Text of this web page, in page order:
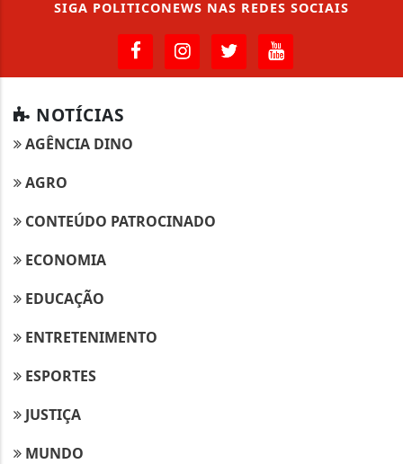
SIGA POLITICONEWS NAS REDES SOCIAIS
NOTÍCIAS
AGÊNCIA DINO
AGRO
CONTEÚDO PATROCINADO
ECONOMIA
EDUCAÇÃO
ENTRETENIMENTO
ESPORTES
JUSTIÇA
MUNDO